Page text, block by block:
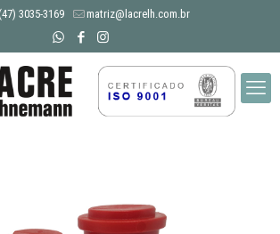
3035-3169 matriz@lacrelh.com.br